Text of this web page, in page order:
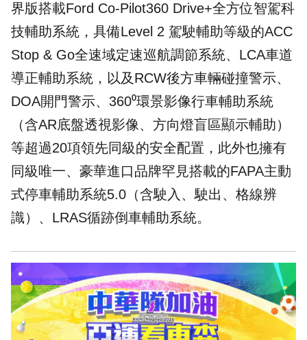
界版搭載Ford Co-Pilot360 Drive+全方位智駕科
技輔助系統，具備Level 2 駕駛輔助等級的ACC
Stop & Go全速域定速巡航調節系統、LCA車道
導正輔助系統，以及RCW後方車輛碰撞警示、
DOA開門警示、360⁰環景影像行車輔助系統
（含AR底盤透視影像、方向燈盲區顯示輔助）
等超過20項領先同級的安全配置，此外也擁有
同級唯一、豪華進口品牌罕見搭載的FAPA主動
式停車輔助系統5.0（含駛入、駛出、格線辨
識）、LRAS循跡倒車輔助系統。